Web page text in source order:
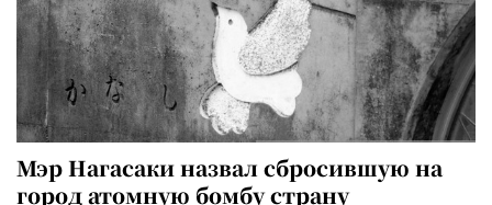
Мэр Нагасаки назвал сбросившую на
город атомную бомбу страну